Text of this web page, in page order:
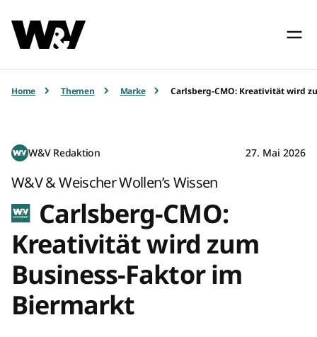
Home Themen Marke Carlsberg-CMO: Kreativität wird
W&V Redaktion 27. Mai 2026
W&V & Weischer Wollen’s Wissen
Carlsberg-CMO:
Kreativität wird zum
Business-Faktor im
Biermarkt